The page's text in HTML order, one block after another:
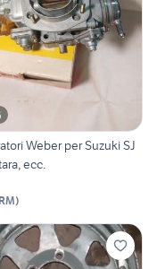
Weber per Suzuki SJ
ecc.
RM)